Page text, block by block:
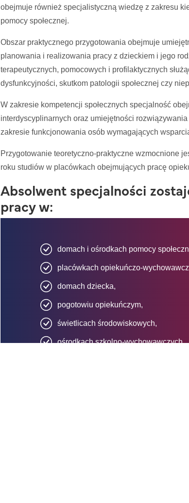
obejmuje również specjalistyczną wiedzę z zakresu
pomocy społecznej.
Obszar praktycznego przygotowania obejmuje
planowania i realizowania pracy z dzieckiem i jego
terapeutycznych, pomocowych i profilaktycznych
dysfunkcyjności, skutkom patologii społecznej czy
W zakresie kompetencji społecznych specjalność
interdyscyplinarnych oraz umiejętności
zakresie funkcjonowania osób wymagających
Przygotowanie teoretyczno-praktyczne wzmocnione
roku studiów w placówkach obejmujących pracę
Absolwent specjalności
pracy w:
domach i ośrodkach pomocy
placówkach opiekuńczo-
domach dziecka,
pogotowiu opiekuńczym,
świetlicach środowiskowych,
ośrodkach szkolno-wychowawczych,